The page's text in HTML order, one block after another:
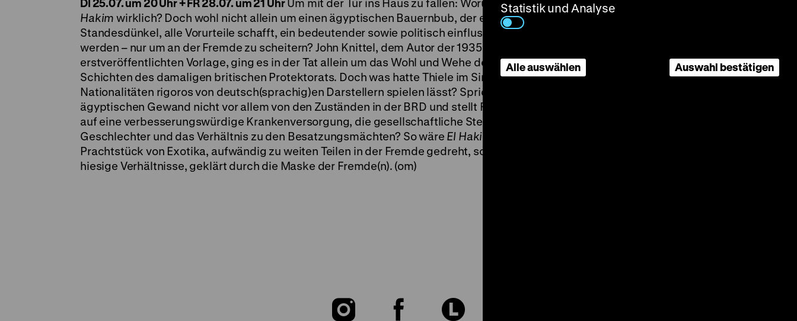
DI 25.07. um 20 Uhr + FR 28.07. um 21 UhrUm mit der Tür ins Haus zu fallen: Worum geht es inEl
Hakim wirklich? Doch wohl nicht allein um einen ägyptischen Bauernbub, der es gegen alle
Standesdünkel, alle Vorurteile schafft, ein bedeutender sowie politisch einflussreicher Arzt zu
werden – nur um an der Fremde zu scheitern? John Knittel, dem Autor der 1935
erstveröffentlichten Vorlage, ging es in der Tat allein um das Wohl und Wehe der niederen
Schichten des damaligen britischen Protektorats. Doch was hatte Thiele im Sinn, der alle
Nationalitäten rigoros von deutsch(sprachig)en Darstellern spielen lässt? Spricht
ägyptischen Gewand nicht vor allem von den Zuständen in der BRD und stellt Fragen in Bezug
auf eine verbesserungswürdige Krankenversorgung, die gesellschaftliche Stellung der
Geschlechter und das Verhältnis zu den Besatzungsmächten? So wäre El Hakim
Prachtstück von Exotika, aufwändig zu weiten Teilen in der Fremde gedreht, sowie ein Blick auf
hiesige Verhältnisse, geklärt durch die Maske der Fremde(n). (om)
Zu
Zu
Zu
Statistik und Analyse
Alle auswählen Auswahl bestätigen